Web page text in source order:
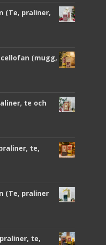
(Te, praliner,
cellofan (mugg,
te och
te,
(Te, praliner
te,